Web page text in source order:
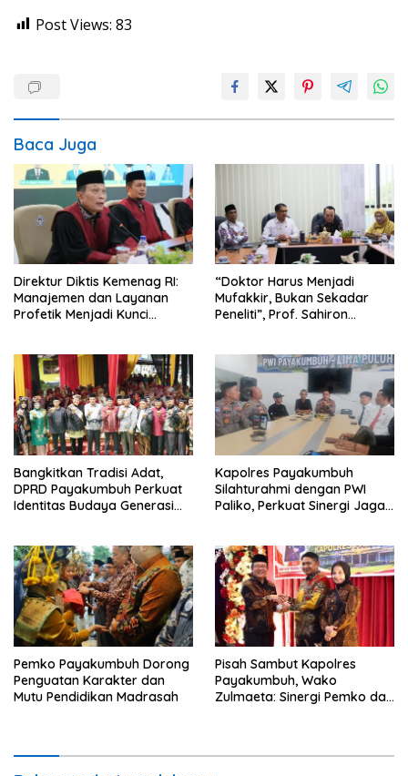
Post Views: 83
Baca Juga
Direktur Diktis Kemenag RI:
Manajemen dan Layanan
Profetik Menjadi Kunci
Kampus Bereputasi Global
“Doktor Harus Menjadi
Mufakkir, Bukan Sekadar
Peneliti”, Prof. Sahiron
Bangkitkan Tradisi Adat,
DPRD Payakumbuh Perkuat
Identitas Budaya Generasi
Kapolres Payakumbuh
Silahturahmi dengan PWI
Paliko, Perkuat Sinergi Jaga
Pemko Payakumbuh Dorong
Penguatan Karakter dan
Mutu Pendidikan Madrasah
Pisah Sambut Kapolres
Payakumbuh, Wako
Zulmaeta: Sinergi Pemko dan